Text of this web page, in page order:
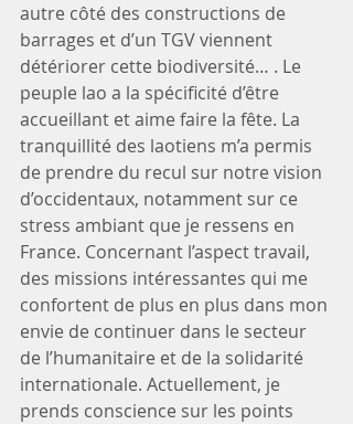
autre côté des constructions de
barrages et d’un TGV viennent
détériorer cette biodiversité… . Le
peuple lao a la spécificité d’être
accueillant et aime faire la fête. La
tranquillité des laotiens m’a permis
de prendre du recul sur notre vision
d’occidentaux, notamment sur ce
stress ambiant que je ressens en
France. Concernant l’aspect travail,
des missions intéressantes qui me
confortent de plus en plus dans mon
envie de continuer dans le secteur
de l’humanitaire et de la solidarité
internationale. Actuellement, je
prends conscience sur les points